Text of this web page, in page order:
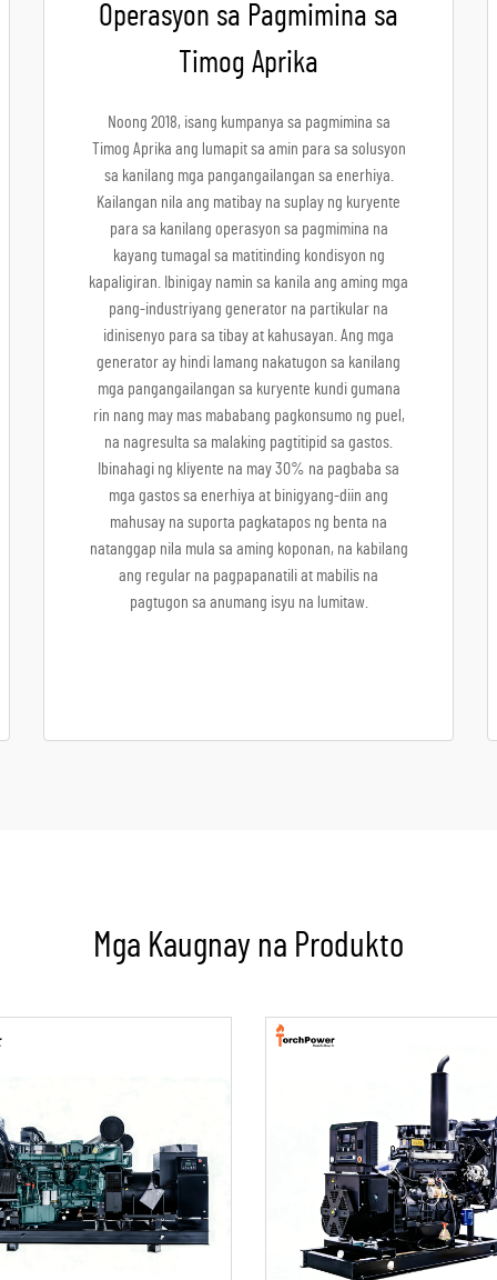
Operasyon sa Pagmimina sa
Timog Aprika
Noong 2018, isang kumpanya sa pagmimina sa
Timog Aprika ang lumapit sa amin para sa solusyon
sa kanilang mga pangangailangan sa enerhiya.
Kailangan nila ang matibay na suplay ng kuryente
para sa kanilang operasyon sa pagmimina na
kayang tumagal sa matitinding kondisyon ng
kapaligiran. Ibinigay namin sa kanila ang aming mga
pang-industriyang generator na partikular na
idinisenyo para sa tibay at kahusayan. Ang mga
generator ay hindi lamang nakatugon sa kanilang
mga pangangailangan sa kuryente kundi gumana
rin nang may mas mababang pagkonsumo ng puel,
na nagresulta sa malaking pagtitipid sa gastos.
Ibinahagi ng kliyente na may 30% na pagbaba sa
mga gastos sa enerhiya at binigyang-diin ang
mahusay na suporta pagkatapos ng benta na
natanggap nila mula sa aming koponan, na kabilang
ang regular na pagpapanatili at mabilis na
pagtugon sa anumang isyu na lumitaw.
Mga Kaugnay na Produkto